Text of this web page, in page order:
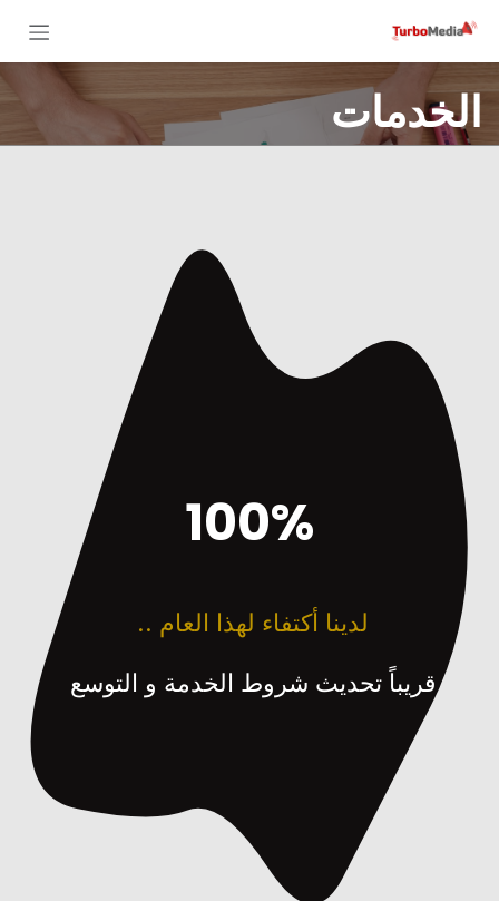
الخدمات
100%
لدينا أكتفاء لهذا العام ..
قريباً تحديث شروط الخدمة و التوسع